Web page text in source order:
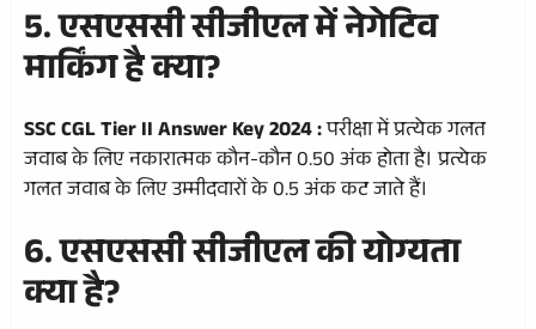
5. एसएससी सीजीएल में नेगेटिव
मार्किंग है क्या?
SSC CGL Tier II Answer Key 2024 :परीक्षा में प्रत्येक गलत
जवाब के लिए नकारात्मक कौन-कौन 0.50 अंक होता है। प्रत्येक
गलत जवाब के लिए उम्मीदवारों के 0.5 अंक कट जाते हैं।
6. एसएससी सीजीएल की योग्यता
क्या है?